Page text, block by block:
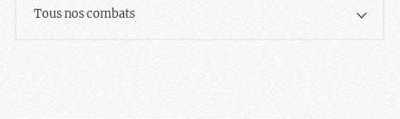
Tous nos combats